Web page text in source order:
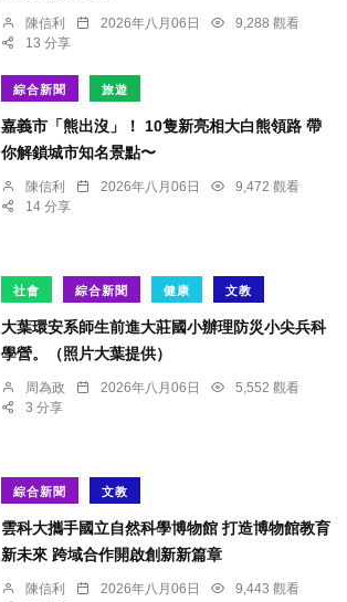
陳信利 2026年八月06日
9,288 觀看
13 分享
綜合新聞 旅遊
嘉義市「熊出沒」！ 10隻新亮相大白熊領路 帶
你解鎖城市知名景點〜
陳信利 2026年八月06日
9,472 觀看
14 分享
社會 綜合新聞 健康 文教
大葉環安系師生前進大莊國小辦理防災小尖兵科
學營。（照片大葉提供）
周為政 2026年八月06日
5,552 觀看
3 分享
綜合新聞 文教
雲科大攜手國立自然科學博物館 打造博物館教育
新未來 跨域合作開啟創新新篇章
陳信利 2026年八月06日
9,443 觀看